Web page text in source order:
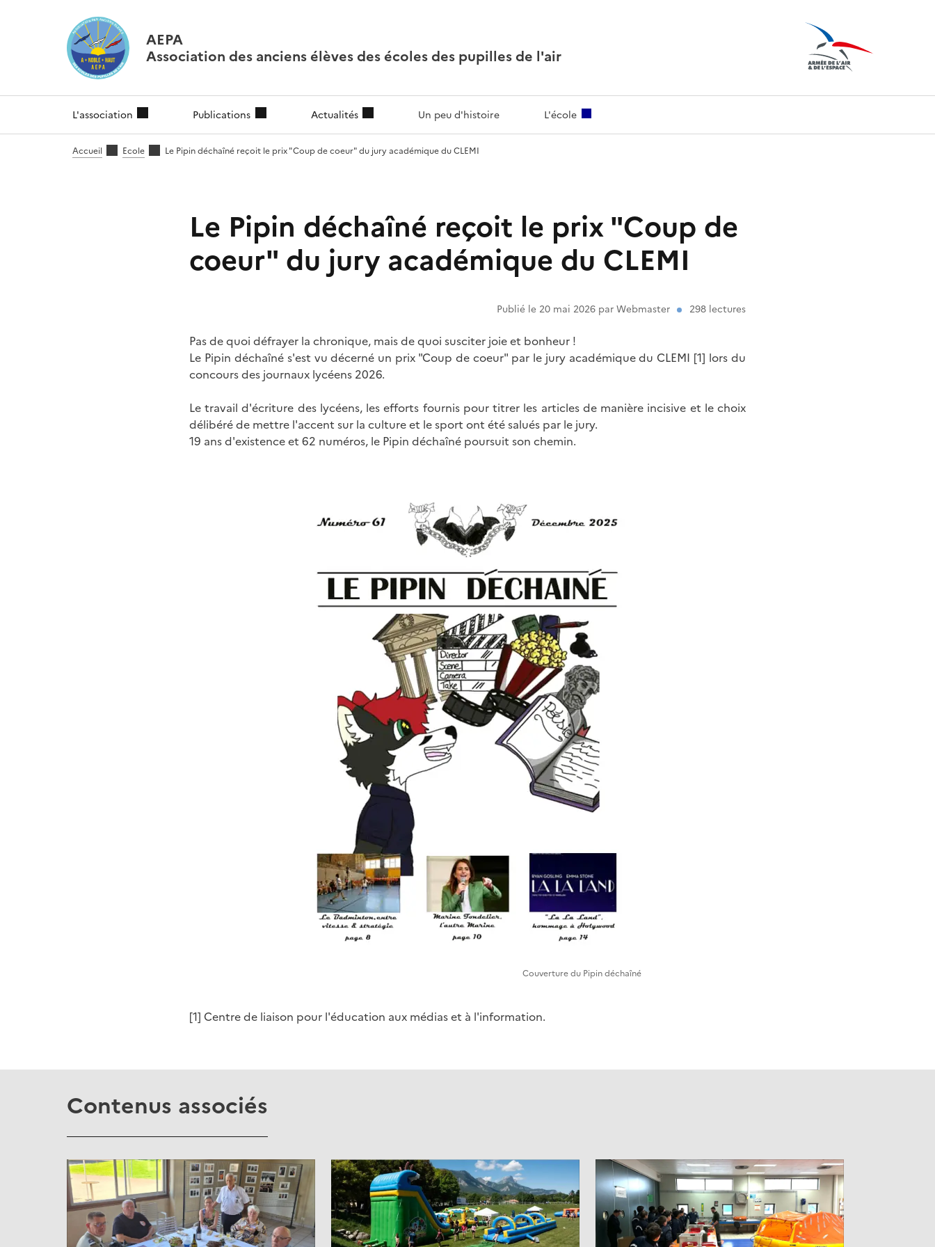
AEPA
Association des anciens élèves des écoles des pupilles de l'air
L'association Publications Actualités Un peu d'histoire L'école
Accueil Ecole Le Pipin déchaîné reçoit le prix "Coup de coeur" du jury académique du CLEMI
Le Pipin déchaîné reçoit le prix "Coup de
coeur" du jury académique du CLEMI
Publié le 20 mai 2026 par Webmaster 298 lectures
Pas de quoi défrayer la chronique, mais de quoi susciter joie et bonheur !
Le Pipin déchaîné s'est vu décerné un prix "Coup de coeur" par le jury académique du CLEMI [1] lors du
concours des journaux lycéens 2026.
Le travail d'écriture des lycéens, les efforts fournis pour titrer les articles de manière incisive et le choix
délibéré de mettre l'accent sur la culture et le sport ont été salués par le jury.
19 ans d'existence et 62 numéros, le Pipin déchaîné poursuit son chemin.
Couverture du Pipin déchaîné
[1] Centre de liaison pour l'éducation aux médias et à l'information.
Contenus associés